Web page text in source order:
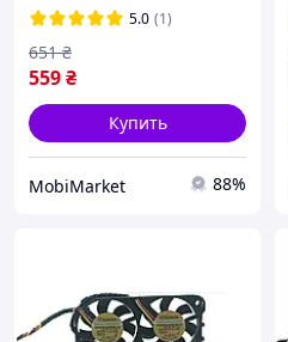
5.0 (1)
559₴
651 ₴
Купить
MobiMarket 88%